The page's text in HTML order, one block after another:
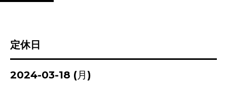
定休日
2024-03-18 (月)